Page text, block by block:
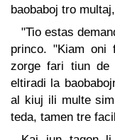
baobaboj tro
"Tio estas
princo. "Kiam oni
zorge fari tiun de
eltiradi la
al kiuj ili multe
teda, tamen tre